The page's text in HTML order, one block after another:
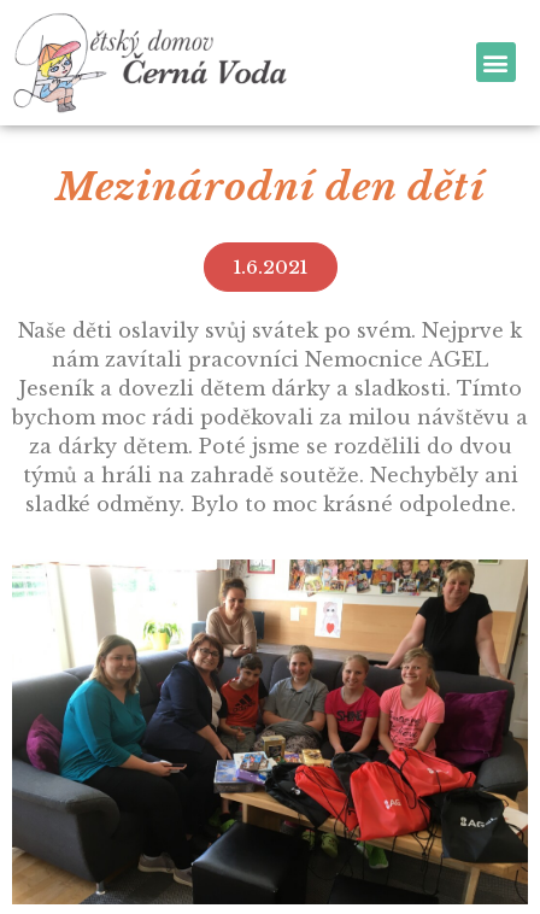
Mezinárodní den dětí
1.6.2021
Naše děti oslavily svůj svátek po svém. Nejprve k
nám zavítali pracovníci Nemocnice AGEL
Jeseník a dovezli dětem dárky a sladkosti. Tímto
bychom moc rádi poděkovali za milou návštěvu a
za dárky dětem. Poté jsme se rozdělili do dvou
týmů a hráli na zahradě soutěže. Nechyběly ani
sladké odměny. Bylo to moc krásné odpoledne.